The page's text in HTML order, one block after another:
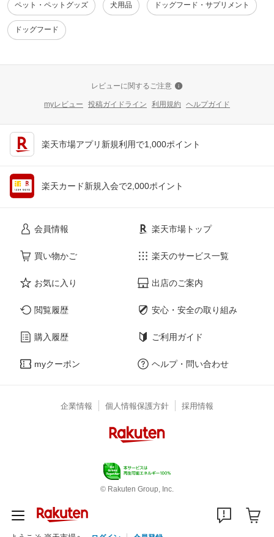
ペット・ペットグッズ 犬用品 ドッグフード・サプリメント
ドッグフード
レビューに関するご注意
myレビュー 投稿ガイドライン 利用規約 ヘルプガイド
楽天市場アプリ新規利用で1,000ポイント
楽天カード新規入会で2,000ポイント
会員情報
買い物かご
お気に入り
閲覧履歴
購入履歴
myクーポン
楽天市場トップ
楽天のサービス一覧
出店のご案内
安心・安全の取り組み
ご利用ガイド
ヘルプ・問い合わせ
企業情報 個人情報保護方針 採用情報
© Rakuten Group, Inc.